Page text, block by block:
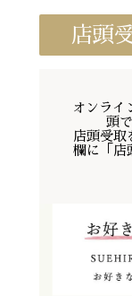
店頭
オンライ
頭
店頭受取
欄に「店